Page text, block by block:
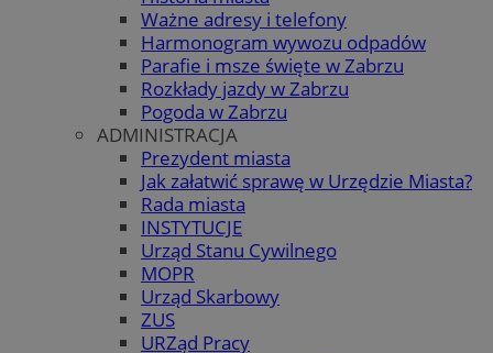
Ważne adresy i telefony
Harmonogram wywozu odpadów
Parafie i msze święte w Zabrzu
Rozkłady jazdy w Zabrzu
Pogoda w Zabrzu
ADMINISTRACJA
Prezydent miasta
Jak załatwić sprawę w Urzędzie Miasta?
Rada miasta
INSTYTUCJE
Urząd Stanu Cywilnego
MOPR
Urząd Skarbowy
ZUS
URZąd Pracy